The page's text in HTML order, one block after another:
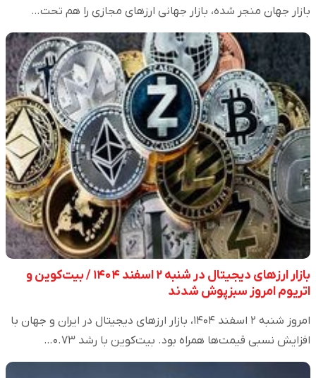
بازار جهان منجر شده، بازار جهانی ارزهای مجازی را هم تحت…
بازار ارزهای دیجیتال در شنبه ۲ اسفند ۱۴۰۴ / بیت‌کوین و
اتریوم امروز سبزپوش شدند
امروز شنبه ۲ اسفند ۱۴۰۴، بازار ارزهای دیجیتال در ایران و جهان با
افزایش نسبی قیمت‌ها همراه بود. بیت‌کوین با رشد ۰.۷۳…